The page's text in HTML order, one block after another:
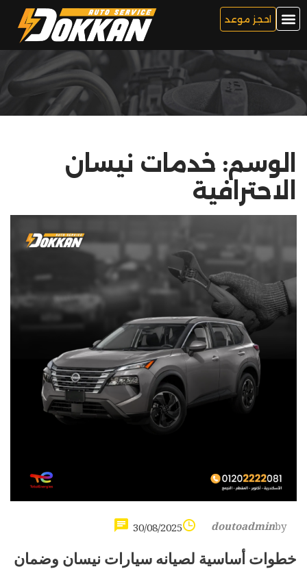
احجز موعد
الوسم: خدمات نيسان
الاحترافية
by
doutoadmin
30/08/2025
خطوات أساسية لصيانه سيارات نيسان وضمان